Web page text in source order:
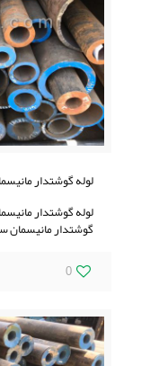
لوله گوشتدار
لوله گوشتدار
گوشتدار مانیسمان
0